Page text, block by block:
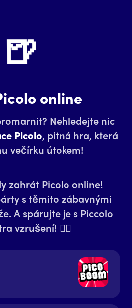
🍺
online
Nehledejte nic
Picolo, pitná hra, která
večírku útokem!
zahrát Picolo online!
s těmito zábavnými
A spárujte je s Piccolo
vzrušení! 👇🏻